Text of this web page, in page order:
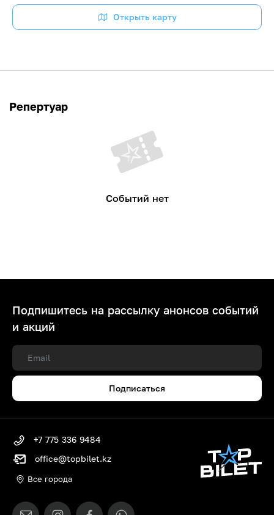
Открыть карту
Репертуар
Событий нет
Подпишитесь на рассылку анонсов событий
и акций
Подписаться
+7 775 336 9484
office@topbilet.kz
Все города